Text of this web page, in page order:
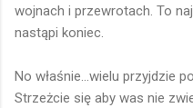
wojnach i przewrotach. To
nastąpi koniec.
No właśnie...wielu przyjdzie
Strzeżcie się aby was nie